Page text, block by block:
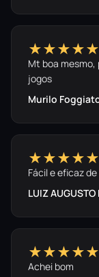
★★★★★
Mt boa
jogos
Murilo
★★★★★
Fácil e eficaz
LUIZ AUGUSTO
★★★★★
Achei bom